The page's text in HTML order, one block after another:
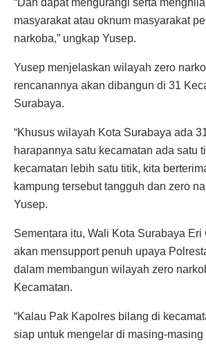
“Dan dapat mengurangi serta
masyarakat atau oknum masyarakat
narkoba,” ungkap Yusep.
Yusep menjelaskan wilayah zero
rencanannya akan dibangun di 31
Surabaya.
“Khusus wilayah Kota Surabaya ada
harapannya satu kecamatan ada satu
kecamatan lebih satu titik, kita
kampung tersebut tangguh dan zero
Yusep.
Sementara itu, Wali Kota Surabaya
akan mensupport penuh upaya
dalam membangun wilayah zero
Kecamatan.
“Kalau Pak Kapolres bilang di
siap untuk mengelar di masing-